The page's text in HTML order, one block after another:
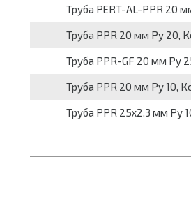
Труба PERT-AL-PPR 20
Труба PPR 20 мм Ру 20,
Труба PPR-GF 20 мм Ру
Труба PPR 20 мм Ру 10,
Труба PPR 25х2.3 мм Ру